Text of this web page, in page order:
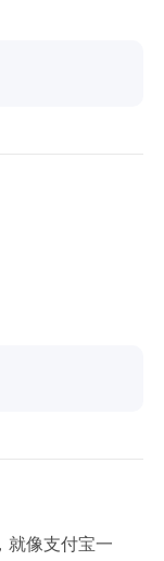
就像支付宝一